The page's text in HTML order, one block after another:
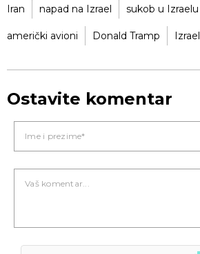
Iran
napad na Izrael sukob u Izraelu
američki avioni Donald Tramp Izrael
Ostavite komentar